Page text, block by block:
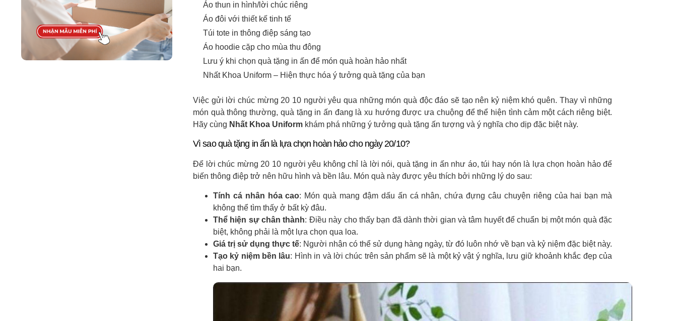
Áo thun in hình/lời chúc riêng
Áo đôi với thiết kế tinh tế
Túi tote in thông điệp sáng tạo
Áo hoodie cặp cho mùa thu đông
Lưu ý khi chọn quà tặng in ấn để món quà hoàn hảo nhất
Nhất Khoa Uniform – Hiện thực hóa ý tưởng quà tặng của bạn
Việc gửi lời chúc mừng 20 10 người yêu qua những món quà độc đáo sẽ tạo nên kỷ niệm khó quên. Thay vì những
món quà thông thường, quà tặng in ấn đang là xu hướng được ưa chuộng để thể hiện tình cảm một cách riêng biệt.
Hãy cùng Nhất Khoa Uniform khám phá những ý tưởng quà tặng ấn tượng và ý nghĩa cho dịp đặc biệt này.
Vì sao quà tặng in ấn là lựa chọn hoàn hảo cho ngày 20/10?
Để lời chúc mừng 20 10 người yêu không chỉ là lời nói, quà tặng in ấn như áo, túi hay nón là lựa chọn hoàn hảo để
biến thông điệp trở nên hữu hình và bền lâu. Món quà này được yêu thích bởi những lý do sau:
Tính cá nhân hóa cao: Món quà mang đậm dấu ấn cá nhân, chứa đựng câu chuyện riêng của hai bạn mà
không thể tìm thấy ở bất kỳ đâu.
Thể hiện sự chân thành: Điều này cho thấy bạn đã dành thời gian và tâm huyết để chuẩn bị một món quà đặc
biệt, không phải là một lựa chọn qua loa.
Giá trị sử dụng thực tế: Người nhận có thể sử dụng hàng ngày, từ đó luôn nhớ về bạn và kỷ niệm đặc biệt này.
Tạo kỷ niệm bền lâu: Hình in và lời chúc trên sản phẩm sẽ là một kỷ vật ý nghĩa, lưu giữ khoảnh khắc đẹp của
hai bạn.